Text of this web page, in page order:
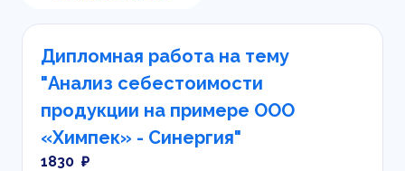
Дипломная работа на тему
"Анализ себестоимости
продукции на примере ООО
«Химпек» - Синергия"
1830 ₽